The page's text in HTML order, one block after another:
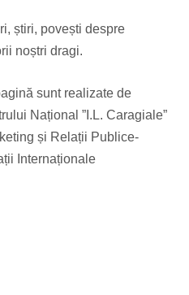
știri, povești despre
noștri dragi.
sunt realizate de
Național ”I.L. Caragiale”
și Relații Publice-
Internaționale